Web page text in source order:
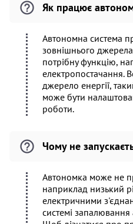
Як працює
Автономна система
зовнішнього джерела
потрібну функцію,
електропостачання.
джерело енергії,
може бути
роботи.
Чому не
Автономка може не
наприклад низький
електричними
системі запалювання